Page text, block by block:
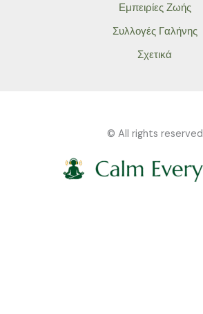
Εμπειρίες Ζωής
Συλλογές Γαλήνης
Σχετικά
© All rights reserved